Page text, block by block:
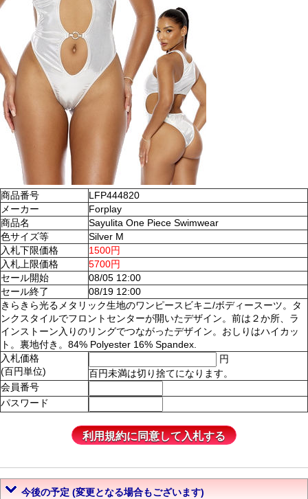
商品番号
LFP444820
メーカー
Forplay
商品名
Sayulita One Piece Swimwear
色サイズ等
Silver M
入札下限価格
1500円
入札上限価格
5700円
セール開始
08/05 12:00
セール終了
08/19 12:00
きらきら光るメタリック生地のワンピースビキニ/ボディースーツ。タ
ンクスタイルでフロントセンターが開いたデザイン。前は２か所、ラ
インストーン入りのリングでつながったデザイン。おしりはハイカッ
ト。裏地付き。84% Polyester 16% Spandex.
入札価格
(百円単位)
円
百円未満は切り捨てになります。
会員番号
パスワード
今後の予定 (変更となる場合もございます)